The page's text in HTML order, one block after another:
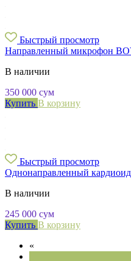
Быстрый просмотр
Направленный микрофон
В наличии
350 000 сум
Купить В корзину
Быстрый просмотр
Однонаправленный
В наличии
245 000 сум
Купить В корзину
«